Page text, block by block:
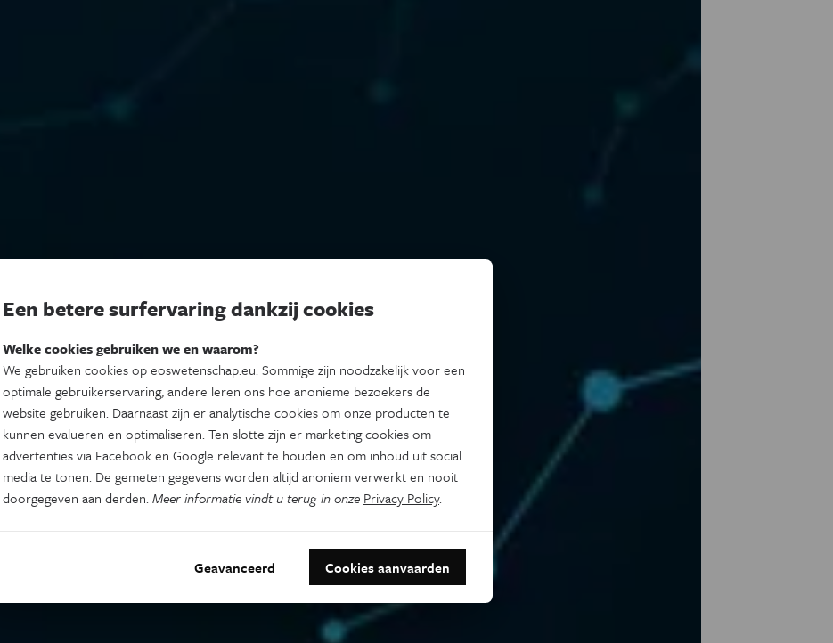
Een betere surfervaring dankzij cookies
Welke cookies gebruiken we en waarom?
We gebruiken cookies op eoswetenschap.eu. Sommige zijn noodzakelijk voor een
optimale gebruikerservaring, andere leren ons hoe anonieme bezoekers de
website gebruiken. Daarnaast zijn er analytische cookies om onze producten te
kunnen evalueren en optimaliseren. Ten slotte zijn er marketing cookies om
advertenties via Facebook en Google relevant te houden en om inhoud uit social
media te tonen. De gemeten gegevens worden altijd anoniem verwerkt en nooit
doorgegeven aan derden.Meer informatie vindt u terug in onze Privacy Policy.
Geavanceerd Cookies aanvaarden